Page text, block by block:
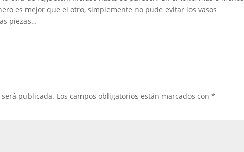
es mejor que el otro, simplemente no pude evitar los vasos
piezas…
publicada. Los campos obligatorios están marcados con*